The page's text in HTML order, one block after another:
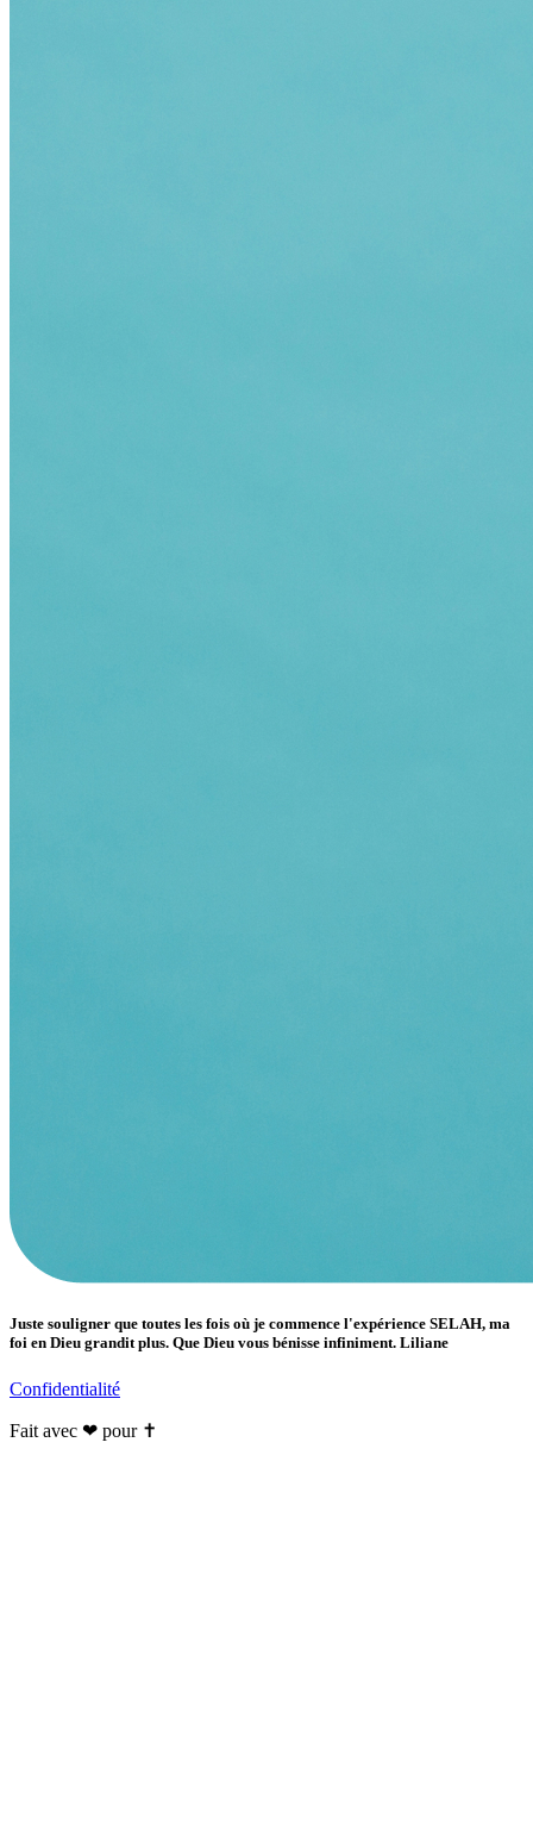
Juste souligner que toutes les fois où je commence l'expérience SELAH, ma
foi en Dieu grandit plus. Que Dieu vous bénisse infiniment. Liliane
Confidentialité
Fait avec ❤ pour ✝️️